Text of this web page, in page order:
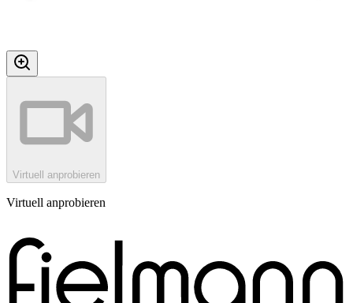
Virtuell anprobieren
Virtuell anprobieren